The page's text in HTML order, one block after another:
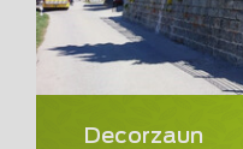
Decorzaun